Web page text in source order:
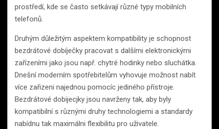
prostředí, kde se často setkávají různé typy mobilních
telefonů.
Druhým důležitým aspektem kompatibility je schopnost
bezdrátové dobíječky pracovat s dalšími elektronickými
zařízeními jako jsou např. chytré hodinky nebo sluchátka.
Dnešní moderním spotřebitelům vyhovuje možnost nabít
více zařizeni najednou pomocíc jediného přístroje.
Bezdrátové dobijecjky jsou navrženy tak, aby byly
kompatibilní s různými druhy technologiemi a standardy
nabídnu tak maximálni flexibilitu pro uživatele.